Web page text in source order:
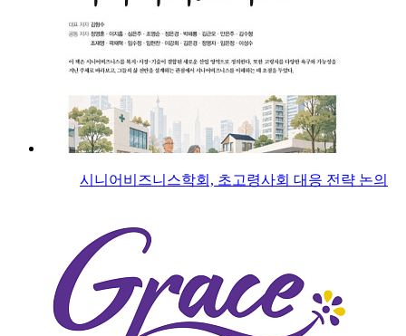
시니어비즈니스학회, 초고령사회 대응 전략 논의